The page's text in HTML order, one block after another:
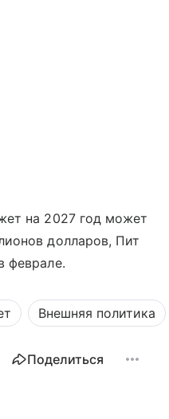
на 2027 год может
долларов, Пит
феврале.
Внешняя политика
Поделиться